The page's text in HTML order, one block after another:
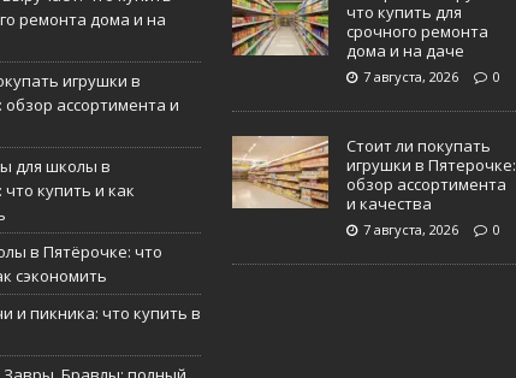
ремонта дома и на
игрушки в
обзор ассортимента и
для школы в
купить и как
в Пятёрочке: что
сэкономить
и пикника: что купить в
что купить для
срочного ремонта
дома и на даче
7 августа, 2026 0
Стоит ли покупать
игрушки в Пятерочке:
обзор ассортимента
и качества
7 августа, 2026 0